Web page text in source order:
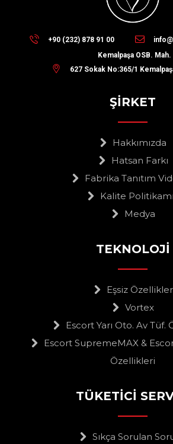
+90 (232) 878 91 00
Kemalpaşa OSB. Mah.
627 Sokak No:365/1
ŞİRKET
Hakkımızda
Hatsan Farkı
Fabrika Tanıtım
Kalite
Medya
TEKNOLOJİ
Eşsiz Özellikler
Vortex
Escort Yarı Oto. Av Tüf.
Escort SupremeMAX &
Özellikleri
TÜKETİCİ
Sıkça Sorulan